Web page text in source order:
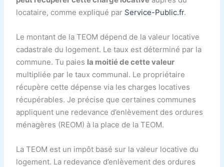
locataire, comme expliqué par Service-Public.fr.
Le montant de la TEOM dépend de la valeur locative
cadastrale du logement. Le taux est déterminé par la
commune. Tu paies la moitié de cette valeur
multipliée par le taux communal. Le propriétaire
récupère cette dépense via les charges locatives
récupérables. Je précise que certaines communes
appliquent une redevance d’enlèvement des ordures
ménagères (REOM) à la place de la TEOM.
La TEOM est un impôt basé sur la valeur locative du
logement. La redevance d’enlèvement des ordures